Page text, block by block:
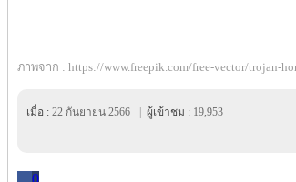
ภาพจาก : https://www.freepik.com/free-vector/trojan-
เมื่อ : 22 กันยายน 2566 ผู้เข้าชม : 19,953
0